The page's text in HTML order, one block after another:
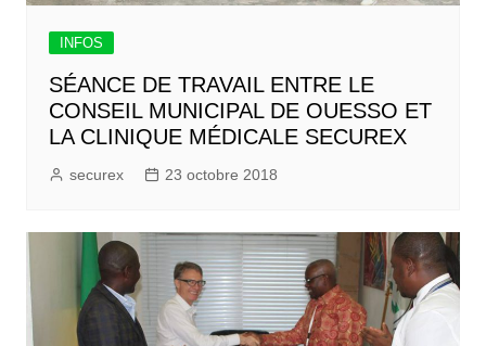
INFOS
SÉANCE DE TRAVAIL ENTRE LE
CONSEIL MUNICIPAL DE OUESSO ET
LA CLINIQUE MÉDICALE SECUREX
securex 23 octobre 2018